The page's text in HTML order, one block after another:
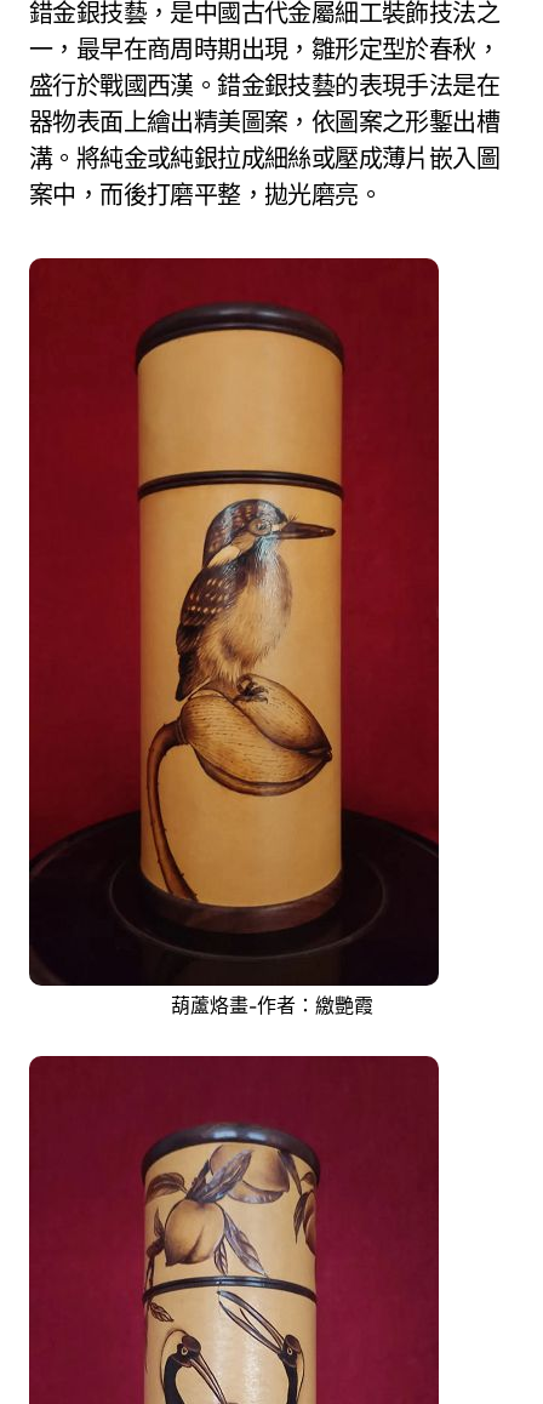
錯金銀技藝，是中國古代金屬細工裝飾技法之
一，最早在商周時期出現，雛形定型於春秋，
盛行於戰國西漢。錯金銀技藝的表現手法是在
器物表面上繪出精美圖案，依圖案之形鏨出槽
溝。將純金或純銀拉成細絲或壓成薄片嵌入圖
案中，而後打磨平整，拋光磨亮。
葫蘆烙畫-作者：繳艷霞